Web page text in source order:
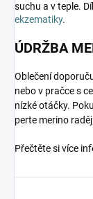
suchu a v teple.
ekzematiky.
ÚDRŽBA
Oblečení
nebo v pračce s
nízké otáčky.
perte merino
Přečtěte si více